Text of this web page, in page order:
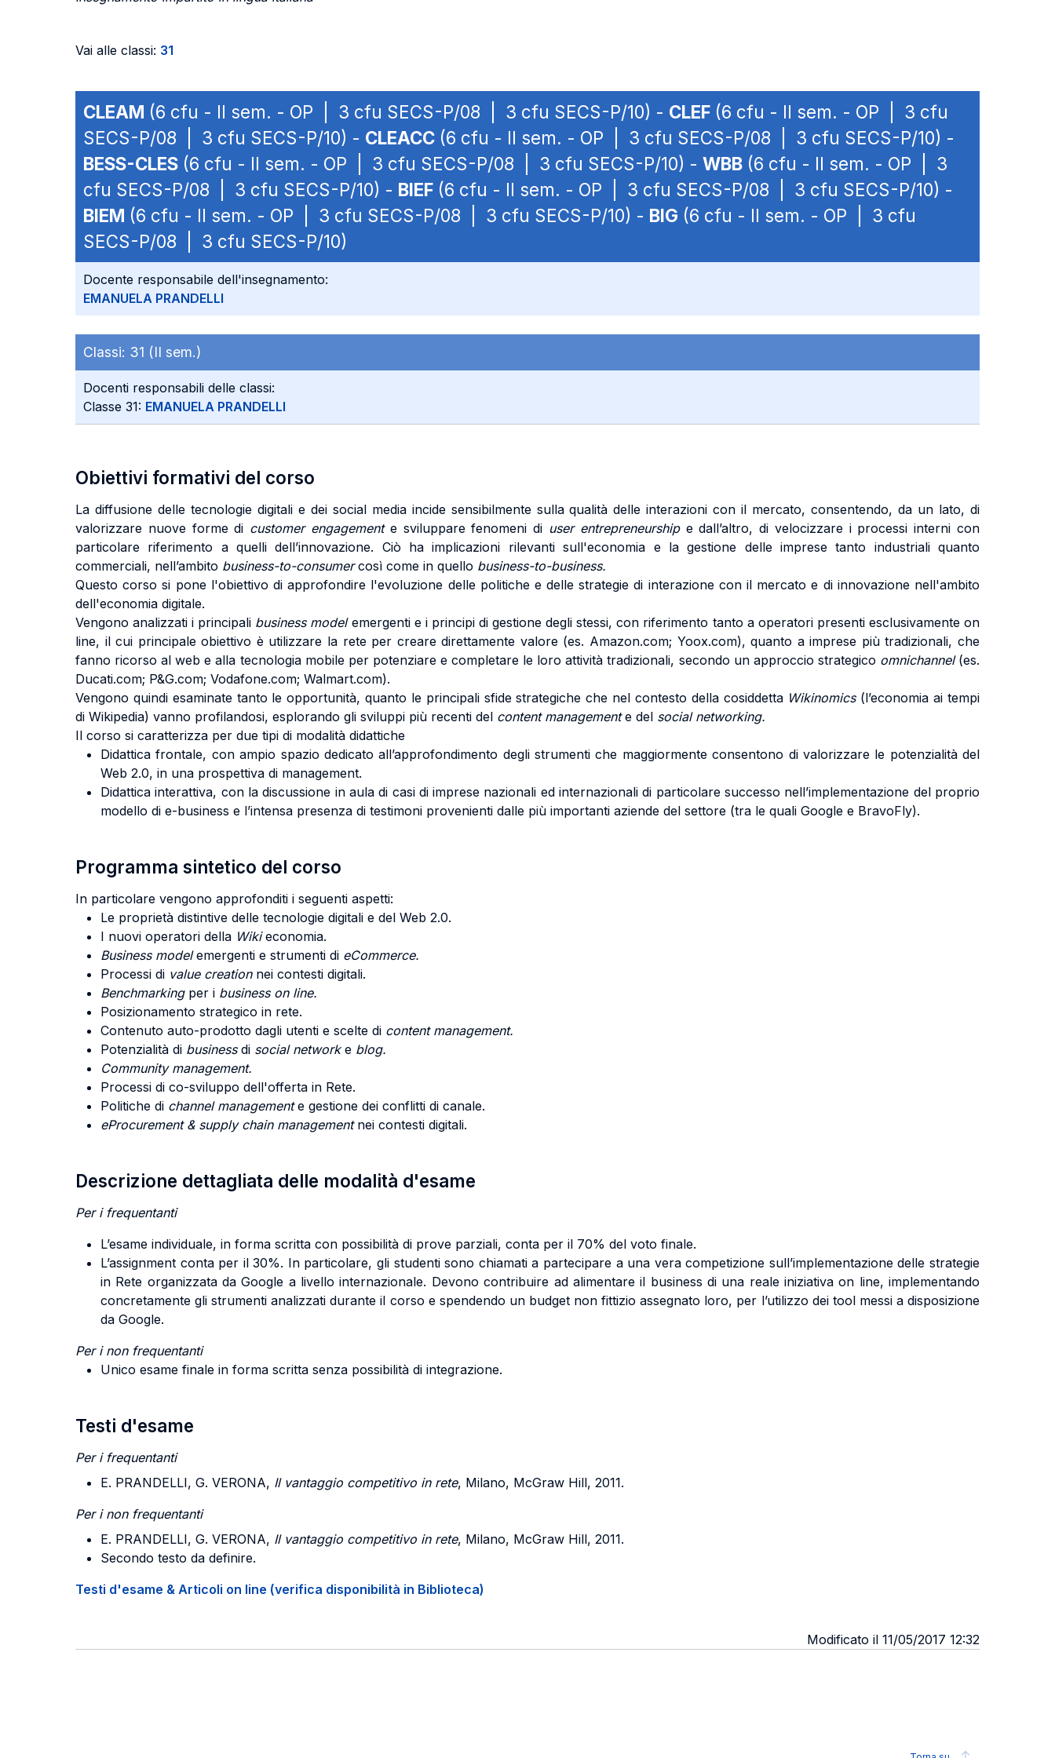
Vai alle classi: 31
CLEAM (6 cfu - II sem. - OP | 3 cfu SECS-P/08 | 3 cfu SECS-P/10) - CLEF (6 cfu - II sem. - OP | 3 cfu
SECS-P/08 | 3 cfu SECS-P/10) - CLEACC (6 cfu - II sem. - OP | 3 cfu SECS-P/08 | 3 cfu SECS-P/10) -
BESS-CLES (6 cfu - II sem. - OP | 3 cfu SECS-P/08 | 3 cfu SECS-P/10) - WBB (6 cfu - II sem. - OP | 3
cfu SECS-P/08 | 3 cfu SECS-P/10) - BIEF (6 cfu - II sem. - OP | 3 cfu SECS-P/08 | 3 cfu SECS-P/10) -
BIEM (6 cfu - II sem. - OP | 3 cfu SECS-P/08 | 3 cfu SECS-P/10) - BIG (6 cfu - II sem. - OP | 3 cfu
SECS-P/08 | 3 cfu SECS-P/10)
Docente responsabile dell'insegnamento:
EMANUELA PRANDELLI
Classi: 31 (II sem.)
Docenti responsabili delle classi:
Classe 31: EMANUELA PRANDELLI
Obiettivi formativi del corso
La diffusione delle tecnologie digitali e dei social media incide sensibilmente sulla qualità delle interazioni con il mercato, consentendo, da un lato, di
valorizzare nuove forme di customer engagement e sviluppare fenomeni di user entrepreneurshipe dall’altro, di velocizzare i processi interni con
particolare riferimento a quelli dell’innovazione. Ciò ha implicazioni rilevanti sull'economia e la gestione delle imprese tanto industriali quanto
commerciali, nell’ambito business-to-consumercosì come in quello business-to-business.
Questo corso si pone l'obiettivo di approfondire l'evoluzione delle politiche e delle strategie di interazione con il mercato e di innovazione nell'ambito
dell'economia digitale.
Vengono analizzati i principali business modelemergenti e i principi di gestione degli stessi, con riferimento tanto a operatori presenti esclusivamente on
line, il cui principale obiettivo è utilizzare la rete per creare direttamente valore (es. Amazon.com; Yoox.com), quanto a imprese più tradizionali, che
fanno ricorso al web e alla tecnologia mobile per potenziare e completare le loro attività tradizionali, secondo un approccio strategico omnichannel (es.
Ducati.com; P&G.com; Vodafone.com; Walmart.com).
Vengono quindi esaminate tanto le opportunità, quanto le principali sfide strategiche che nel contesto della cosiddetta Wikinomics (l’economia ai tempi
di Wikipedia) vanno profilandosi, esplorando gli sviluppi più recenti del content managemente del social networking.
Il corso si caratterizza per due tipi di modalità didattiche
Didattica frontale, con ampio spazio dedicato all’approfondimento degli strumenti che maggiormente consentono di valorizzare le potenzialità del
Web 2.0, in una prospettiva di management.
Didattica interattiva, con la discussione in aula di casi di imprese nazionali ed internazionali di particolare successo nell’implementazione del proprio
modello di e-business e l’intensa presenza di testimoni provenienti dalle più importanti aziende del settore (tra le quali Google e BravoFly).
Programma sintetico del corso
In particolare vengono approfonditi i seguenti aspetti:
Le proprietà distintive delle tecnologie digitali e del Web 2.0.
I nuovi operatori della Wikieconomia.
Business modelemergenti e strumenti di eCommerce.
Processi di value creation nei contesti digitali.
Benchmarkingper i business on line.
Posizionamento strategico in rete.
Contenuto auto-prodotto dagli utenti e scelte di content management.
Potenzialità di businessdi social networke blog.
Community management.
Processi di co-sviluppo dell'offerta in Rete.
Politiche di channel managemente gestione dei conflitti di canale.
eProcurement & supply chain management nei contesti digitali.
Descrizione dettagliata delle modalità d'esame
Per i frequentanti
L’esame individuale, in forma scritta con possibilità di prove parziali, conta per il 70% del voto finale.
L’assignment conta per il 30%. In particolare, gli studenti sono chiamati a partecipare a una vera competizione sull’implementazione delle strategie
in Rete organizzata da Google a livello internazionale. Devono contribuire ad alimentare il business di una reale iniziativa on line, implementando
concretamente gli strumenti analizzati durante il corso e spendendo un budget non fittizio assegnato loro, per l’utilizzo dei tool messi a disposizione
da Google.
Per i non frequentanti
Unico esame finale in forma scritta senza possibilità di integrazione.
Testi d'esame
Per i frequentanti
E. PRANDELLI, G. VERONA, Il vantaggio competitivo in rete, Milano, McGraw Hill, 2011.
Per i non frequentanti
E. PRANDELLI, G. VERONA, Il vantaggio competitivo in rete, Milano, McGraw Hill, 2011.
Secondo testo da definire.
Testi d'esame & Articoli on line (verifica disponibilità in Biblioteca)
Modificato il 11/05/2017 12:32